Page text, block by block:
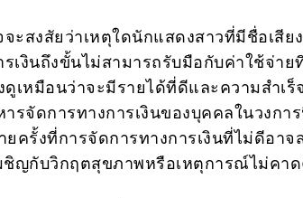
ะสงสัยว่าเหตุใดนักแสดงสาวที่มีชื่อเสีย
เงินถึงขั้นไม่สามารถรับมือกับค่าใช้จ่า
ดูเหมือนว่าจะมีรายได้ที่ดีและความสำเ
ารจัดการทางการเงินของบุคคลในวงกา
ยครั้งที่การจัดการทางการเงินที่ไม่ดีอา
ชิญกับวิกฤตสุขภาพหรือเหตุการณ์ไม่คา